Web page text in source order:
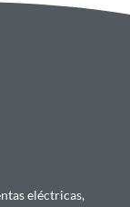
eléctricas,